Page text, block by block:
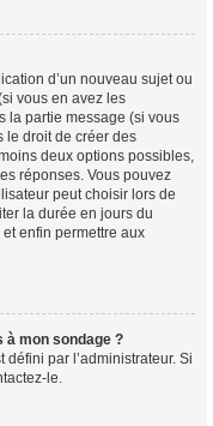
d’un nouveau sujet ou
vous en avez les
la partie message (si vous
le droit de créer des
deux options possibles,
réponses. Vous pouvez
peut choisir lors de
la durée en jours du
enfin permettre aux
à mon sondage ?
défini par l’administrateur. Si
le.